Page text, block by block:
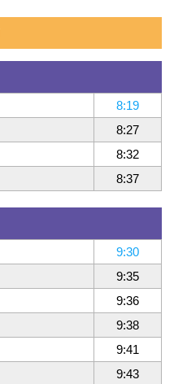
8:19
8:27
8:32
8:37
9:30
9:35
9:36
9:38
9:41
9:43